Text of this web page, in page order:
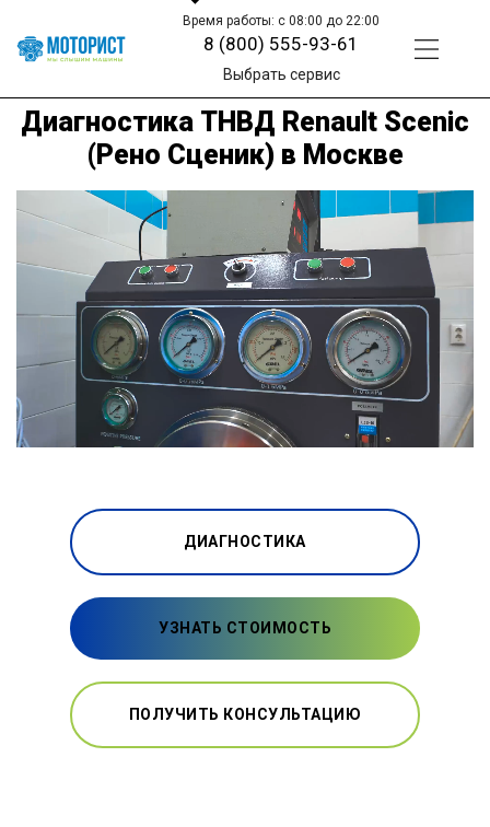
Время работы: с 08:00 до 22:00
8 (800) 555-93-61
Выбрать сервис
Диагностика ТНВД Renault Scenic
(Рено Сценик) в Москве
ДИАГНОСТИКА
УЗНАТЬ СТОИМОСТЬ
ПОЛУЧИТЬ КОНСУЛЬТАЦИЮ